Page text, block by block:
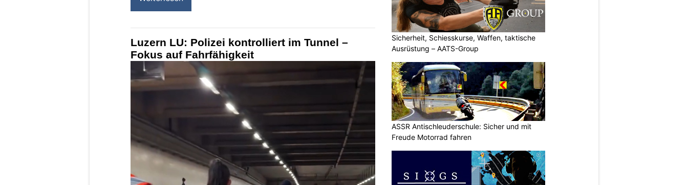
Luzern LU: Polizei kontrolliert im Tunnel –
Fokus auf Fahrfähigkeit
Sicherheit, Schiesskurse, Waffen, taktische
Ausrüstung – AATS-Group
ASSR Antischleuderschule: Sicher und mit
Freude Motorrad fahren